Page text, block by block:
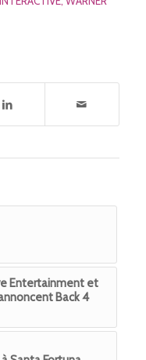
Entertainment et
Back 4